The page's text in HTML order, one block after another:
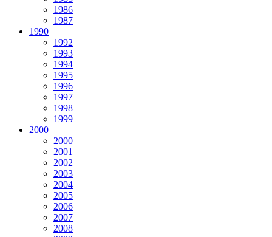
1986
1987
1990
1992
1993
1994
1995
1996
1997
1998
1999
2000
2000
2001
2002
2003
2004
2005
2006
2007
2008